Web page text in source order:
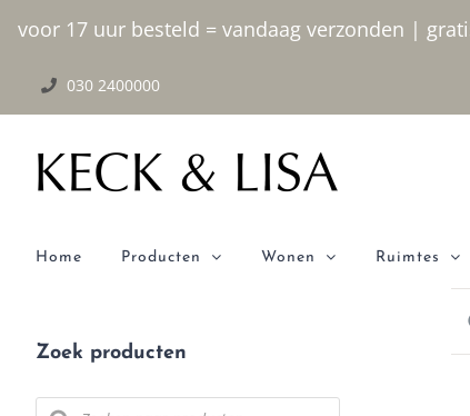
voor 17 uur besteld = vandaag verzonden |
Ga naar inhoud
030 2400000
Home Producten Wonen Ruimtes
Zoek producten
Producten zoeken